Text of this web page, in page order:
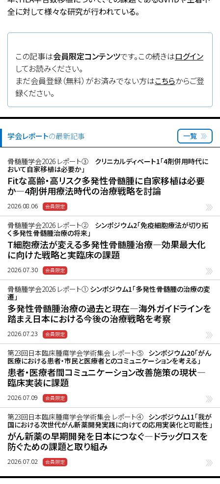
全に対して様々な研究が行われている。
この記事は会員限定コンテンツです。この続きはログイン
してお読みください。
まだ会員登録（無料）がお済みでない方はこちらからご登
録ください。
学会レポートの最新記事 一覧
骨髄腫学会2026 レポート③
クリニカルディベート1「4剤併用時代に
おいて自家移植は必要か」
Fitな高齢・高リスク多発性骨髄腫に自家移植は必要
か―4剤併用療法時代の治療戦略を討論
2026.08.06
骨髄腫学会2026 レポート②
シンポジウム2「免疫細胞療法が切り拓
く多発性骨髄腫治療の将来」
T細胞療法が変える多発性骨髄腫治療―効果最大化
に向けた戦略と実臨床の課題
2026.07.30
骨髄腫学会2026 レポート① シンポジウム1「多発性骨髄腫の治療の変
遷」
多発性骨髄腫治療の過去と現在―海外ガイドラインを
踏まえ日本における今後の治療戦略を考察
2026.07.23
第23回日本臨床腫瘍学会学術集会 レポート⑤ シンポジウム20「がん
医療における患者・市民と医療者とのコミュニケーションを考える」
患者・医療者間コミュニケーション改善施策の現状―
臨床実装に課題
2026.07.09
第23回日本臨床腫瘍学会学術集会 レポート④ シンポジウム11「我が
国における次世代がん新薬開発実践に向けての応用実装化と可能性」
がん新薬の早期開発を日本につなぐ―ドラッグロスを
防ぐための課題と取り組み
2026.07.02